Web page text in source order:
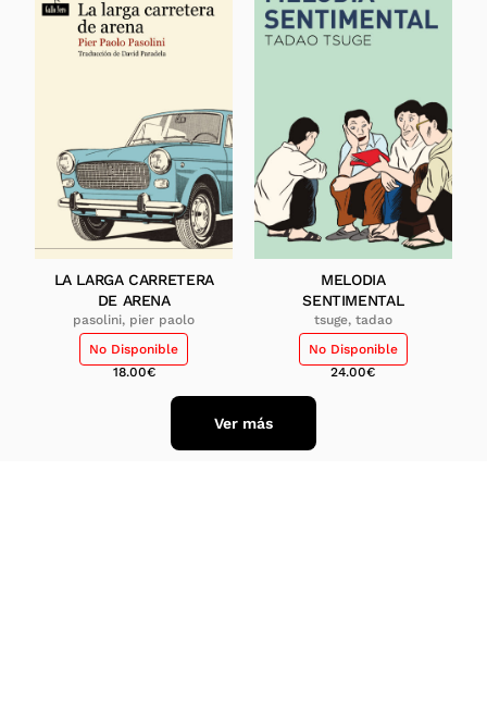
LA LARGA CARRETERA
DE ARENA
pasolini, pier paolo
No Disponible
18.00€
MELODIA
SENTIMENTAL
tsuge, tadao
No Disponible
24.00€
Ver más